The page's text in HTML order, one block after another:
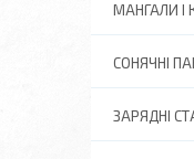
МАНГАЛИ І
СОНЯЧНІ
ЗАРЯДНІ